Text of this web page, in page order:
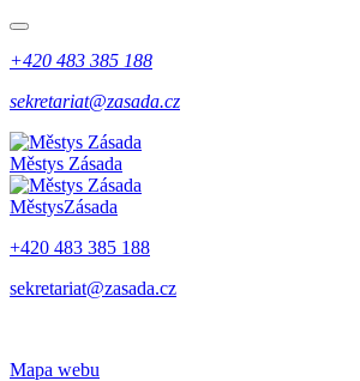
+420 483 385 188
sekretariat@zasada.cz
Městys Zásada
MěstysZásada
+420 483 385 188
sekretariat@zasada.cz
Mapa webu